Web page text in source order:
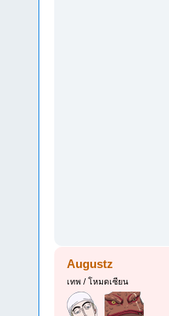
Augustz
เทพ / โหมดเซียน